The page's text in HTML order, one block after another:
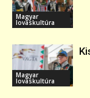
Magyar
lovaskultúra
Magyar
lovaskultúra